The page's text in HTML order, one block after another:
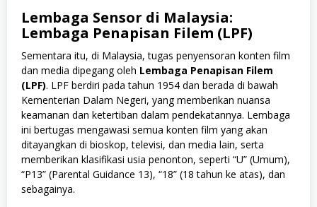
Lembaga Sensor di Malaysia:
Lembaga Penapisan Filem (LPF)
Sementara itu, di Malaysia, tugas penyensoran konten film
dan media dipegang oleh Lembaga Penapisan Filem
(LPF). LPF berdiri pada tahun 1954 dan berada di bawah
Kementerian Dalam Negeri, yang memberikan nuansa
keamanan dan ketertiban dalam pendekatannya. Lembaga
ini bertugas mengawasi semua konten film yang akan
ditayangkan di bioskop, televisi, dan media lain, serta
memberikan klasifikasi usia penonton, seperti “U” (Umum),
“P13” (Parental Guidance 13), “18” (18 tahun ke atas), dan
sebagainya.